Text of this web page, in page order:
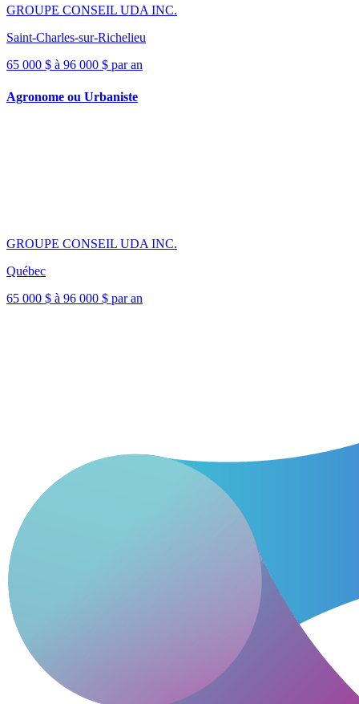
GROUPE CONSEIL UDA INC.
Saint-Charles-sur-Richelieu
65 000 $ à 96 000 $ par an
Agronome ou Urbaniste
GROUPE CONSEIL UDA INC.
Québec
65 000 $ à 96 000 $ par an